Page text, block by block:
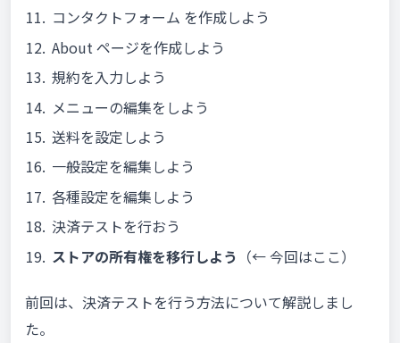
コンタクトフォーム を作成しよう
About ページを作成しよう
規約を入力しよう
メニューの編集をしよう
送料を設定しよう
一般設定を編集しよう
各種設定を編集しよう
決済テストを行おう
ストアの所有権を移行しよう （← 今回はここ）
前回は、決済テストを行う方法について解説しまし
た。